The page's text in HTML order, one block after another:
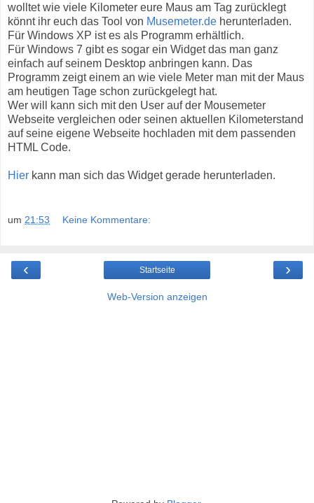
wolltet wie viele Kilometer eure Maus am Tag zurücklegt
könnt ihr euch das Tool von Musemeter.de herunterladen.
Für Windows XP ist es als Programm erhältlich.
Für Windows 7 gibt es sogar ein Widget das man ganz
einfach auf seinem Desktop anbringen kann. Das
Programm zeigt einem an wie viele Meter man mit der Maus
am heutigen Tage schon zurückgelegt hat.
Wer will kann sich mit den User auf der Mousemeter
Webseite vergleichen oder seinen aktuellen Kilometerstand
auf seine eigene Webseite hochladen mit dem passenden
HTML Code.
Hier kann man sich das Widget gerade herunterladen.
um 21:53 Keine Kommentare:
‹ ›
Startseite
Web-Version anzeigen